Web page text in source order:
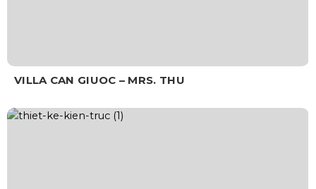
VILLA CAN GIUOC – MRS. THU